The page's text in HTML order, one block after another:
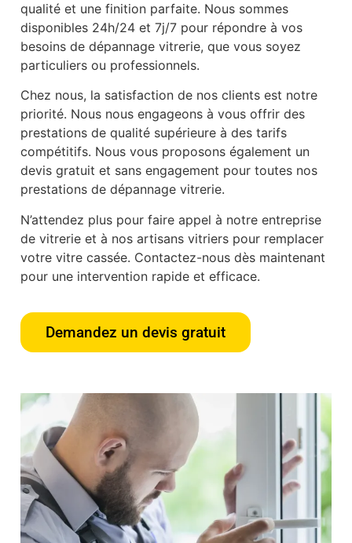
qualité et une finition parfaite. Nous sommes
disponibles 24h/24 et 7j/7 pour répondre à vos
besoins de dépannage vitrerie, que vous soyez
particuliers ou professionnels.
Chez nous, la satisfaction de nos clients est notre
priorité. Nous nous engageons à vous offrir des
prestations de qualité supérieure à des tarifs
compétitifs. Nous vous proposons également un
devis gratuit et sans engagement pour toutes nos
prestations de dépannage vitrerie.
N’attendez plus pour faire appel à notre entreprise
de vitrerie et à nos artisans vitriers pour remplacer
votre vitre cassée. Contactez-nous dès maintenant
pour une intervention rapide et efficace.
Demandez un devis gratuit